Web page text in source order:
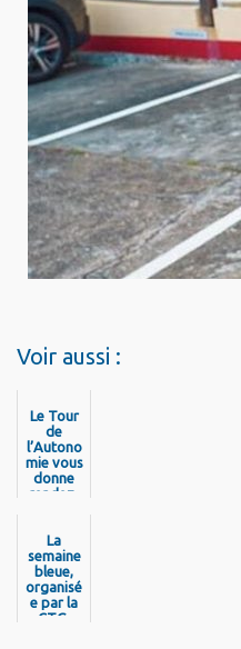
Voir aussi :
Le Tour
de
l’Autono
mie vous
donne
rendez-
éry-
Tonnegr
ande le
samedi 6
juin 2026
!
La
semaine
bleue,
organisé
e par la
CTG,